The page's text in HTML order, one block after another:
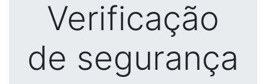
Verificação
de segurança